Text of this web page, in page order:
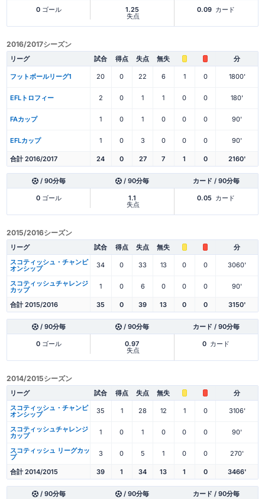
0ゴール 1.25
失点
0.09 カード
2016/2017シーズン
リーグ 試合 得点 失点 無失 分
フットボールリーグ1 20 0 22 6 1 0 1800'
EFLトロフィー 2 0 1 1 0 0 180'
FAカップ 1 0 1 0 0 0 90'
EFLカップ 1 0 3 0 0 0 90'
合計 2016/2017 24 0 27 7 1 0 2160'
/ 90分毎 / 90分毎 カード / 90分毎
0ゴール 1.1
失点
0.05 カード
2015/2016シーズン
リーグ 試合 得点 失点 無失
分
スコティッシュ・チャンピ
オンシップ 34 0 33 13 0 0 3060'
スコティッシュチャレンジ
カップ 1 0 6 0 0 0 90'
合計 2015/2016 35 0 39 13 0 0 3150'
/ 90分毎 / 90分毎 カード / 90分毎
0ゴール 0.97
失点
0 カード
2014/2015シーズン
リーグ 試合 得点 失点 無失
分
スコティッシュ・チャンピ
オンシップ 35 1 28 12 1 0 3106'
スコティッシュチャレンジ
カップ 1 0 1 0 0 0 90'
スコティッシュ リーグカッ
プ 3 0 5 1 0 0 270'
合計 2014/2015 39 1 34 13 1 0 3466'
/ 90分毎 / 90分毎 カード / 90分毎